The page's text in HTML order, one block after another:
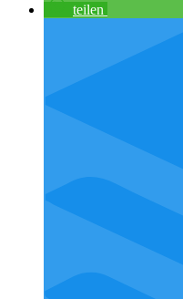
teilen